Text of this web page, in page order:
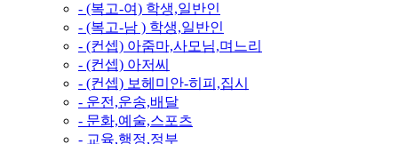
- (복고-여) 학생,일반인
- (복고-남 ) 학생,일반인
- (컨셉) 아줌마,사모님,며느리
- (컨셉) 아저씨
- (컨셉) 보헤미안-히피,집시
- 운전,운송,배달
- 문화,예술,스포츠
- 교육,행정,정부